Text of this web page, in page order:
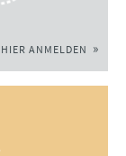
HIER ANMELDEN